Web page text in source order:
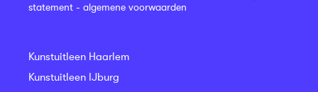
statement - algemene voorwaarden
Kunstuitleen Haarlem
Kunstuitleen IJburg